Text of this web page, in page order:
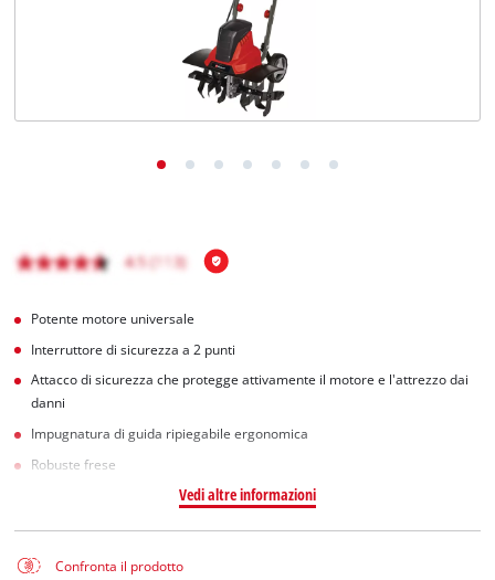
Potente motore universale
Interruttore di sicurezza a 2 punti
Attacco di sicurezza che protegge attivamente il motore e l'attrezzo dai
danni
Impugnatura di guida ripiegabile ergonomica
Robuste frese
Vedi altre informazioni
Confronta il prodotto